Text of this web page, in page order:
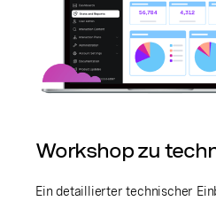
Workshop zu
Ein detaillierter technischer